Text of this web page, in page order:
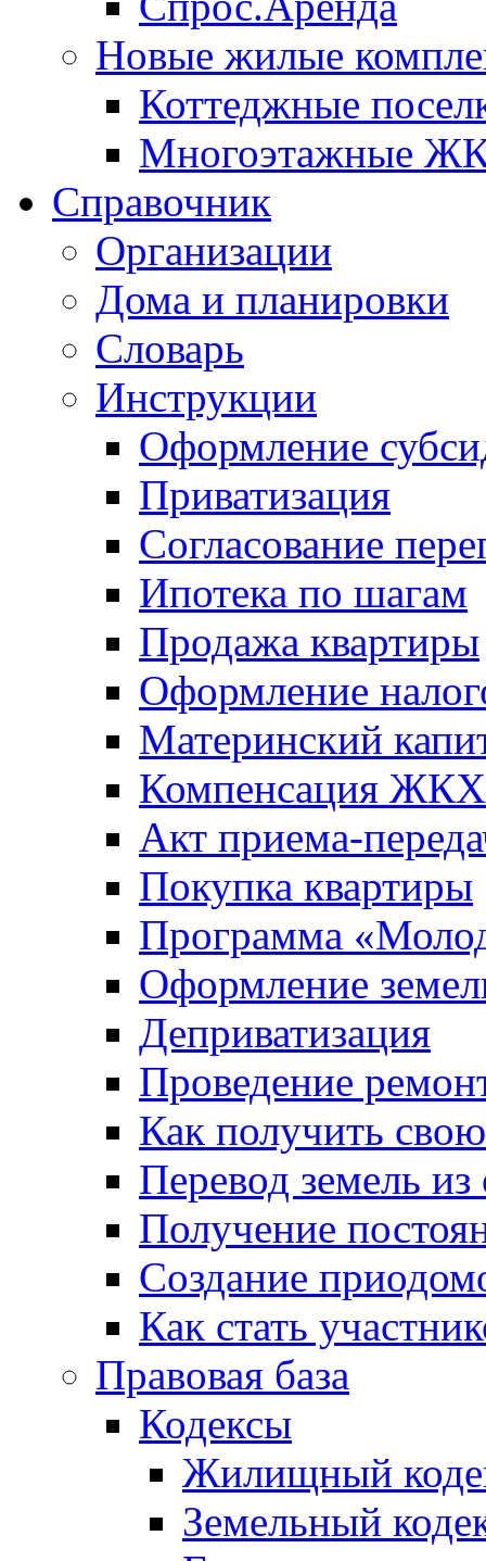
Новые жилые
Коттеджные
Многоэтажные
Справочник
Организации
Дома и планировки
Словарь
Инструкции
Оформление
Приватизация
Согласование
Ипотека по шагам
Продажа квартиры
Оформление
Материнский
Компенсация ЖКХ
Акт приема-
Покупка квартиры
Программа
Оформление
Деприватизация
Проведение
Как получить
Перевод земель
Получение
Создание
Как стать
Правовая база
Кодексы
Жилищный
Земельный